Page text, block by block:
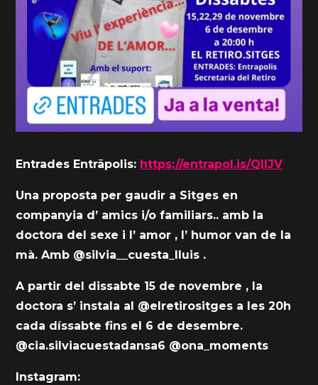
Entrades Entrāpolis: https://entrapol.is/QllJV
Una proposta per gaudir a Sitges en
companyia d’ amics i/o familiars.. amb la
doctora del sexe i l’ amor , l’ humor van de la
mà. Amb @silvia__cuesta_lluis .
A partir del dissabte 15 de novembre , la
doctora s’ instala al @elretirositges a les 20h
cada díssabte fins el 6 de desembre.
@cia.silviacuestadansa6 @ona_moments
Instagram: